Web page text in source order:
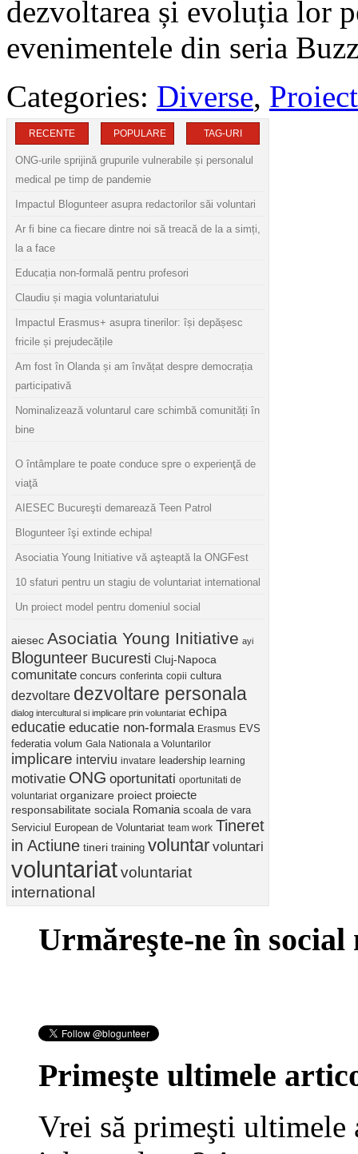
dezvoltarea și evoluția lor
evenimentele din seria
Categories: Diverse,
RECENTE POPULARE TAG-URI
ONG-urile sprijină grupurile vulnerabile și personalul
medical pe timp de pandemie
Impactul Blogunteer asupra redactorilor săi voluntari
Ar fi bine ca fiecare dintre noi să treacă de la a simți,
la a face
Educația non-formală pentru profesori
Claudiu și magia voluntariatului
Impactul Erasmus+ asupra tinerilor: își depășesc
fricile și prejudecățile
Am fost în Olanda și am învățat despre democrația
participativă
Nominalizează voluntarul care schimbă comunități în
bine
O întâmplare te poate conduce spre o experienţă de
viaţă
AIESEC Bucureşti demarează Teen Patrol
Blogunteer îşi extinde echipa!
Asociatia Young Initiative vă aşteaptă la ONGFest
10 sfaturi pentru un stagiu de voluntariat international
Un proiect model pentru domeniul social
aiesec Asociatia Young Initiative ayi
Blogunteer Bucuresti Cluj-Napoca
comunitate concurs conferinta copii cultura
dezvoltare dezvoltare personala
dialog intercultural si implicare prin voluntariat echipa
educatie educatie non-formala Erasmus EVS
federatia volum Gala Nationala a Voluntarilor
implicare interviu invatare leadership learning
motivatie ONG oportunitati oportunitati de
voluntariat organizare proiect proiecte
responsabilitate sociala Romania scoala de vara
Serviciul European de Voluntariat team work Tineret
in Actiune tineri training voluntar voluntari
voluntariatvoluntariat
international
Urmăreşte-ne în social
Primeşte ultimele
Vrei să primeşti